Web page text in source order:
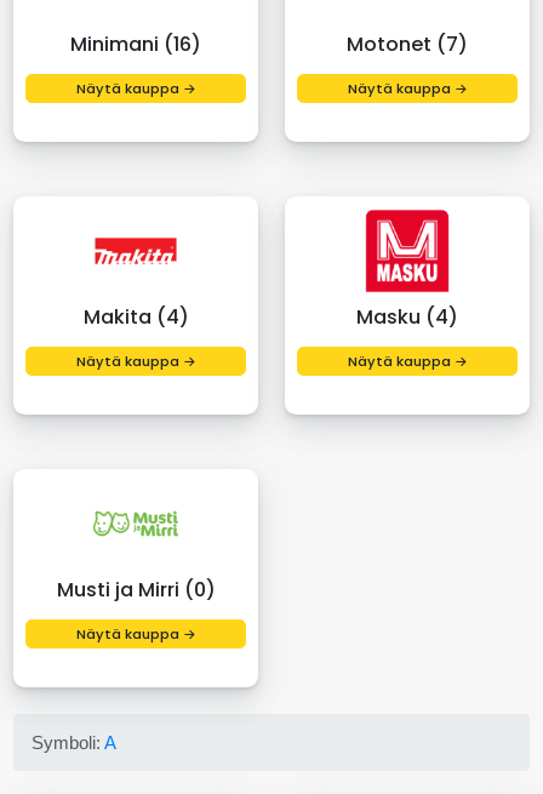
Minimani (16)
Näytä kauppa →
Motonet (7)
Näytä kauppa →
Makita (4)
Näytä kauppa →
Masku (4)
Näytä kauppa →
Musti ja Mirri (0)
Näytä kauppa →
Symboli:A